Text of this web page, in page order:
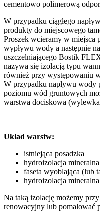
cementowo polimerową
W przypadku ciągłego
produkty do miejscowego
Proszek wcieramy w miejsca
wypływu wody a następnie
uszczelniającego Bostik
nazywa się izolacją typu
również przy występowaniu
W przypadku napływu wody
poziomu wód gruntowych
warstwa dociskowa
Układ warstw:
istniejąca posadzka
hydroizolacja mineralna
faseta wyoblająca (lub
hydroizolacja mineralna
Na taką izolację możemy
renowacyjny lub pomalować